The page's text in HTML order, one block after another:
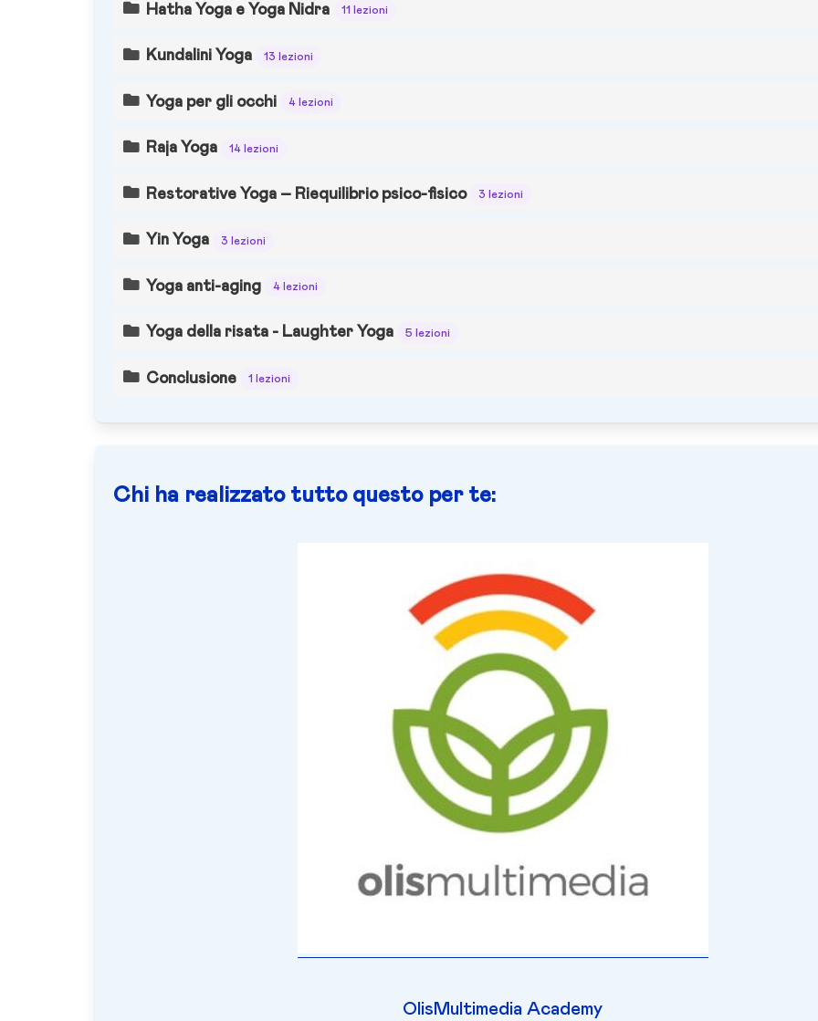
Hatha Yoga e Yoga Nidra 11 lezioni
Kundalini Yoga 13 lezioni
Yoga per gli occhi 4 lezioni
Raja Yoga 14 lezioni
Restorative Yoga – Riequilibrio psico-fisico 3 lezioni
Yin Yoga 3 lezioni
Yoga anti-aging 4 lezioni
Yoga della risata - Laughter Yoga 5 lezioni
Conclusione 1 lezioni
Chi ha realizzato tutto questo per te:
OlisMultimedia Academy